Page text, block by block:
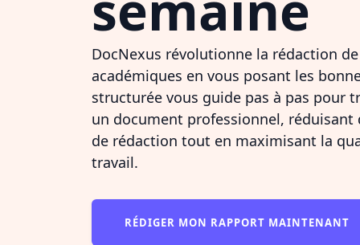
DocNexus révolutionne la rédaction
académiques en vous posant les
structurée vous guide pas à pas pour
un document professionnel,
de rédaction tout en maximisant la
travail.
RÉDIGER MON RAPPORT MAINTENANT